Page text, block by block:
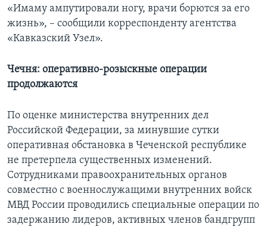
«Имаму ампутировали ногу, врачи борются за его
жизнь», – сообщили корреспонденту агентства
«Кавказский Узел».
Чечня: оперативно-розыскные операции
продолжаются
По оценке министерства внутренних дел
Российской Федерации, за минувшие сутки
оперативная обстановка в Чеченской республике
не претерпела существенных изменений.
Сотрудниками правоохранительных органов
совместно с военнослужащими внутренних войск
МВД России проводились специальные операции по
задержанию лидеров, активных членов бандгрупп